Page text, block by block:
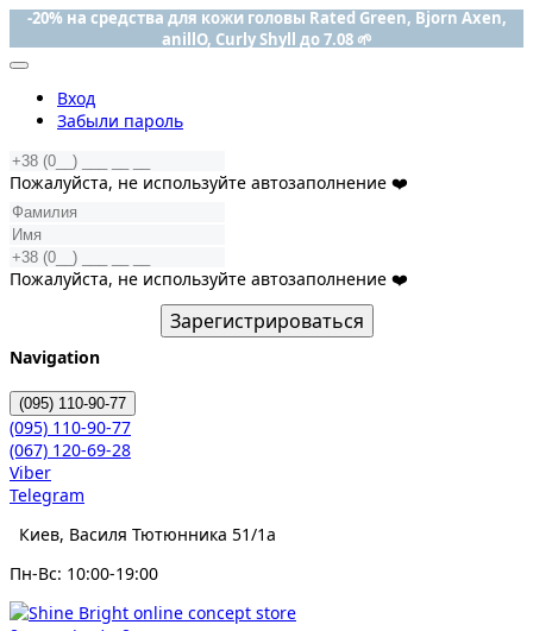
-20% на средства для кожи головы Rated Green, Bjorn Axen,
anillO, Curly Shyll до 7.08 🌱
Вход
Забыли пароль
Пожалуйста, не используйте автозаполнение ❤️
Пожалуйста, не используйте автозаполнение ❤️
Зарегистрироваться
Navigation
(095) 110-90-77
(095) 110-90-77
(067) 120-69-28
Viber
Telegram
Киев, Василя Тютюнника 51/1а
Пн-Вс: 10:00-19:00